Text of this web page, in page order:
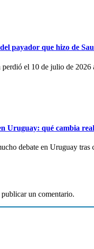
payador que hizo de
el 10 de julio de 2026
Uruguay: qué cambia
debate en Uruguay tras
publicar un comentario.